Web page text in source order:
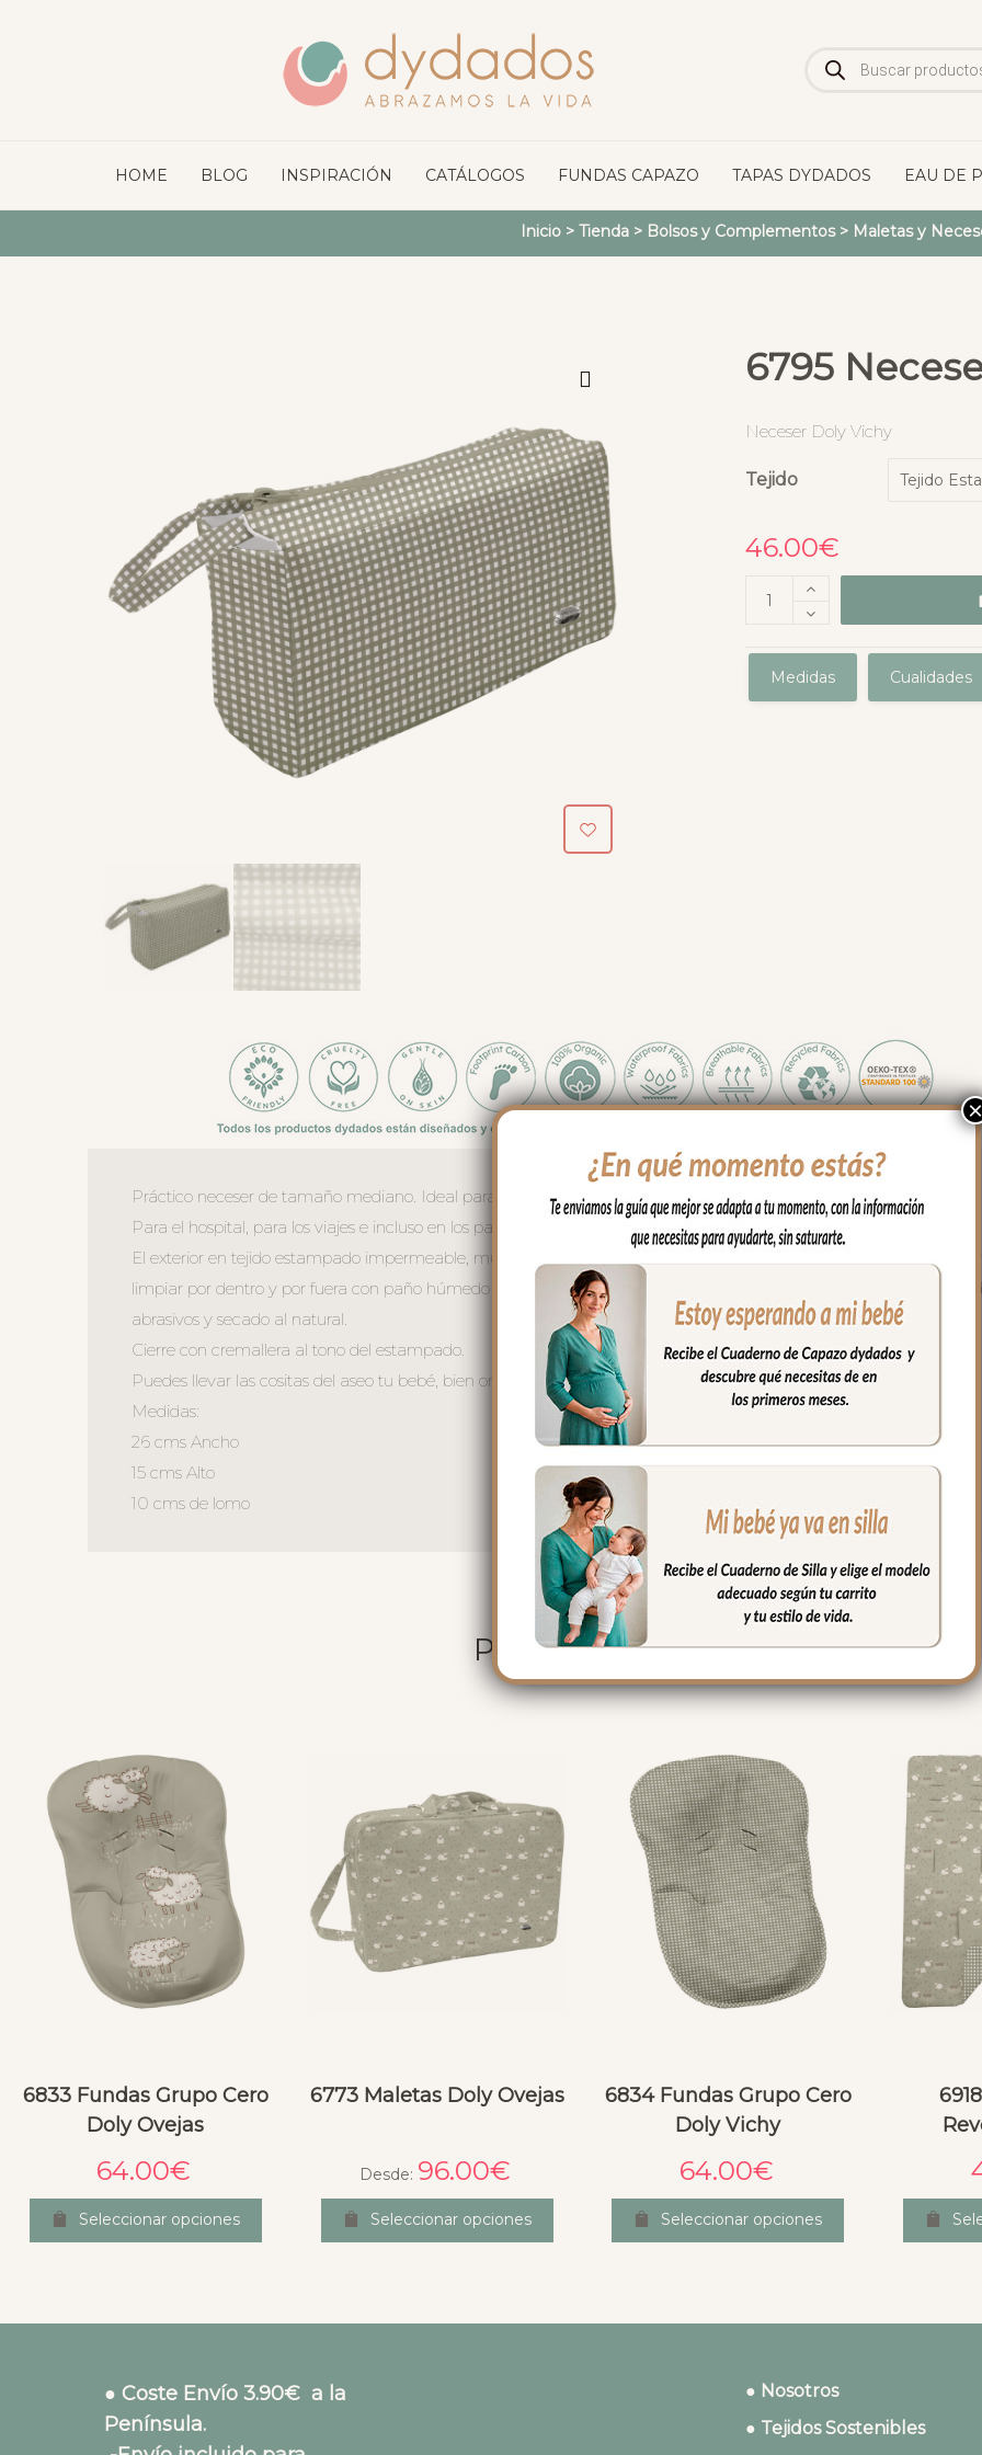
de
productos
HOME BLOG INSPIRACIÓN CATÁLOGOS FUNDAS CAPAZO TAPAS DYDADOS EAU DE
Inicio> Tienda> Bolsos y Complementos> Maletas y
6795
Neceser Doly Vichy
Tejido
46.00€
Medidas Cualidades
Práctico neceser de tamaño mediano. Ideal para el uso diario con tu bebé.
Para el hospital, para los viajes e incluso en los paseos con tu bebé o en casa.
El exterior en tejido estampado impermeable, muy suave y agradable. Para el interior tejido blanco impermeable;
limpiar por dentro y por fuera con paño húmedo y cuando necesites puedes lavar en lavadora siempre agua fría
abrasivos y secado al natural.
Cierre con cremallera al tono del estampado.
Puedes llevar las cositas del aseo tu bebé, bien organizadas en el interior.
Medidas:
26 cms Ancho
15 cms Alto
10 cms de lomo
PRODUCTOS RELACIONADOS
6833 Fundas Grupo Cero
Doly Ovejas
64.00€
Seleccionar opciones
6773 Maletas Doly Ovejas
Desde: 96.00€
Seleccionar opciones
6834 Fundas Grupo Cero
Doly Vichy
64.00€
Seleccionar opciones
● Coste Envío 3.90€ a la
Península.
● Nosotros
● Tejidos Sostenibles
×